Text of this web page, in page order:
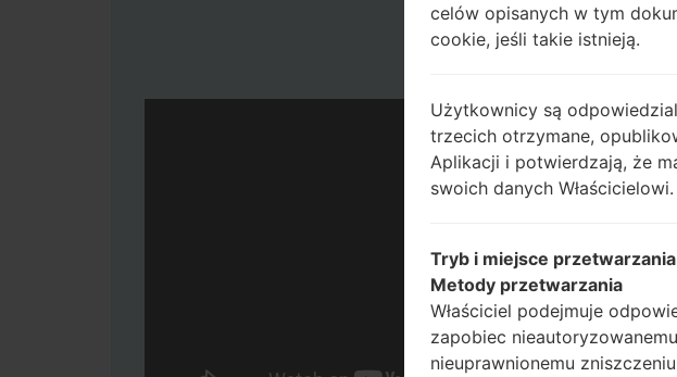
celów opisanych w tym
cookie, jeśli takie istnieją.
Użytkownicy są
trzecich otrzymane,
Aplikacji i potwierdzają, że
swoich danych Właścicielowi.
Tryb i miejsce
Metody przetwarzania
Właściciel podejmuje
zapobiec
nieuprawnionemu